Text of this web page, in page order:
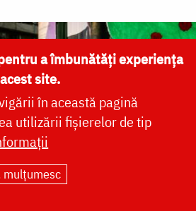
a îmbunătăți experiența
site.
în această pagină
utilizării fișierelor de tip
mulțumesc